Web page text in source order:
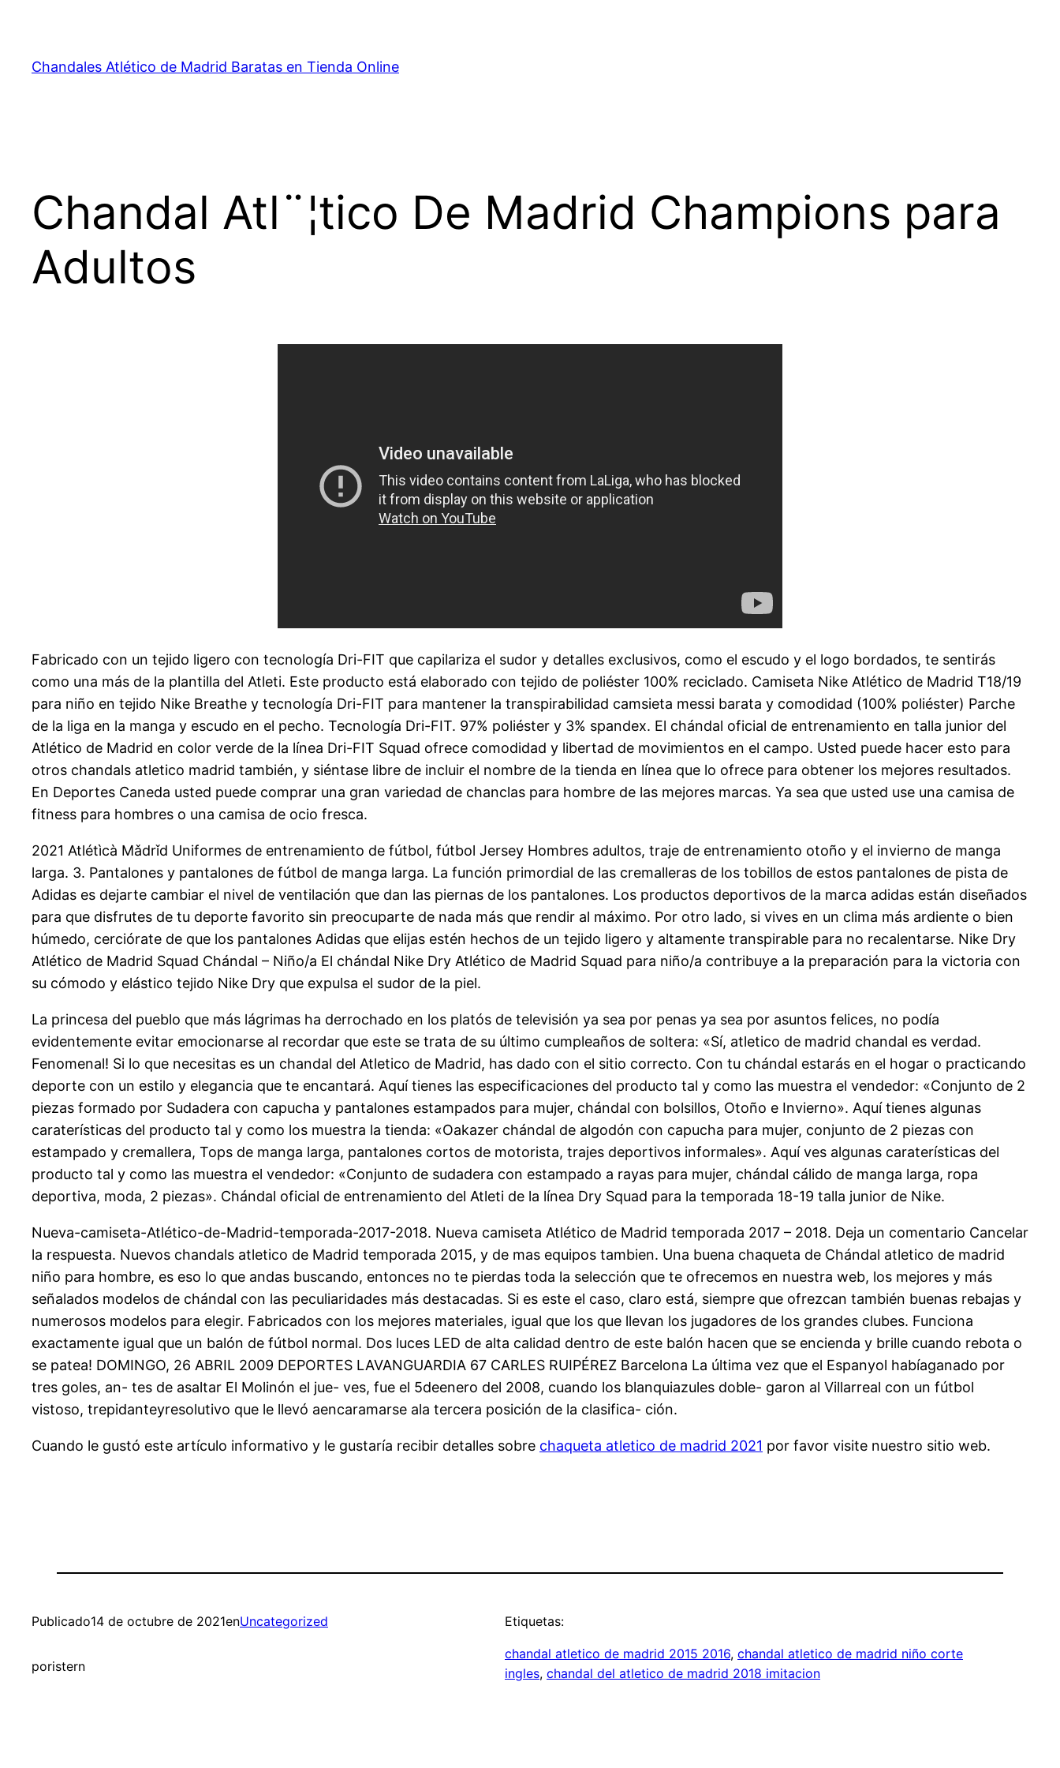
contenido
Chandales Atlético de Madrid Baratas en Tienda Online
Chandal Atl¨¦tico De Madrid Champions para
Adultos
Fabricado con un tejido ligero con tecnología Dri-FIT que capilariza el sudor y detalles exclusivos, como el escudo y el logo bordados, te sentirás
como una más de la plantilla del Atleti. Este producto está elaborado con tejido de poliéster 100% reciclado. Camiseta Nike Atlético de Madrid T18/19
para niño en tejido Nike Breathe y tecnología Dri-FIT para mantener la transpirabilidad camsieta messi barata y comodidad (100% poliéster) Parche
de la liga en la manga y escudo en el pecho. Tecnología Dri-FIT. 97% poliéster y 3% spandex. El chándal oficial de entrenamiento en talla junior del
Atlético de Madrid en color verde de la línea Dri-FIT Squad ofrece comodidad y libertad de movimientos en el campo. Usted puede hacer esto para
otros chandals atletico madrid también, y siéntase libre de incluir el nombre de la tienda en línea que lo ofrece para obtener los mejores resultados.
En Deportes Caneda usted puede comprar una gran variedad de chanclas para hombre de las mejores marcas. Ya sea que usted use una camisa de
fitness para hombres o una camisa de ocio fresca.
2021 Atlétìcà Mǎdrǐd Uniformes de entrenamiento de fútbol, fútbol Jersey Hombres adultos, traje de entrenamiento otoño y el invierno de manga
larga. 3. Pantalones y pantalones de fútbol de manga larga. La función primordial de las cremalleras de los tobillos de estos pantalones de pista de
Adidas es dejarte cambiar el nivel de ventilación que dan las piernas de los pantalones. Los productos deportivos de la marca adidas están diseñados
para que disfrutes de tu deporte favorito sin preocuparte de nada más que rendir al máximo. Por otro lado, si vives en un clima más ardiente o bien
húmedo, cerciórate de que los pantalones Adidas que elijas estén hechos de un tejido ligero y altamente transpirable para no recalentarse. Nike Dry
Atlético de Madrid Squad Chándal – Niño/a El chándal Nike Dry Atlético de Madrid Squad para niño/a contribuye a la preparación para la victoria con
su cómodo y elástico tejido Nike Dry que expulsa el sudor de la piel.
La princesa del pueblo que más lágrimas ha derrochado en los platós de televisión ya sea por penas ya sea por asuntos felices, no podía
evidentemente evitar emocionarse al recordar que este se trata de su último cumpleaños de soltera: «Sí, atletico de madrid chandal es verdad.
Fenomenal! Si lo que necesitas es un chandal del Atletico de Madrid, has dado con el sitio correcto. Con tu chándal estarás en el hogar o practicando
deporte con un estilo y elegancia que te encantará. Aquí tienes las especificaciones del producto tal y como las muestra el vendedor: «Conjunto de 2
piezas formado por Sudadera con capucha y pantalones estampados para mujer, chándal con bolsillos, Otoño e Invierno». Aquí tienes algunas
caraterísticas del producto tal y como los muestra la tienda: «Oakazer chándal de algodón con capucha para mujer, conjunto de 2 piezas con
estampado y cremallera, Tops de manga larga, pantalones cortos de motorista, trajes deportivos informales». Aquí ves algunas caraterísticas del
producto tal y como las muestra el vendedor: «Conjunto de sudadera con estampado a rayas para mujer, chándal cálido de manga larga, ropa
deportiva, moda, 2 piezas». Chándal oficial de entrenamiento del Atleti de la línea Dry Squad para la temporada 18-19 talla junior de Nike.
Nueva-camiseta-Atlético-de-Madrid-temporada-2017-2018. Nueva camiseta Atlético de Madrid temporada 2017 – 2018. Deja un comentario Cancelar
la respuesta. Nuevos chandals atletico de Madrid temporada 2015, y de mas equipos tambien. Una buena chaqueta de Chándal atletico de madrid
niño para hombre, es eso lo que andas buscando, entonces no te pierdas toda la selección que te ofrecemos en nuestra web, los mejores y más
señalados modelos de chándal con las peculiaridades más destacadas. Si es este el caso, claro está, siempre que ofrezcan también buenas rebajas y
numerosos modelos para elegir. Fabricados con los mejores materiales, igual que los que llevan los jugadores de los grandes clubes. Funciona
exactamente igual que un balón de fútbol normal. Dos luces LED de alta calidad dentro de este balón hacen que se encienda y brille cuando rebota o
se patea! DOMINGO, 26 ABRIL 2009 DEPORTES LAVANGUARDIA 67 CARLES RUIPÉREZ Barcelona La última vez que el Espanyol habíaganado por
tres goles, an- tes de asaltar El Molinón el jue- ves, fue el 5deenero del 2008, cuando los blanquiazules doble- garon al Villarreal con un fútbol
vistoso, trepidanteyresolutivo que le llevó aencaramarse ala tercera posición de la clasifica- ción.
Cuando le gustó este artículo informativo y le gustaría recibir detalles sobre chaqueta atletico de madrid 2021 por favor visite nuestro sitio web.
Publicado14 de octubre de 2021enUncategorized
poristern
Etiquetas:
chandal atletico de madrid 2015 2016, chandal atletico de madrid niño corte
ingles, chandal del atletico de madrid 2018 imitacion